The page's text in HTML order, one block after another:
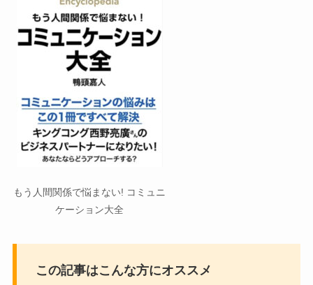
もう人間関係で悩まない! コミュニ
ケーション大全
この記事はこんな方にオススメ